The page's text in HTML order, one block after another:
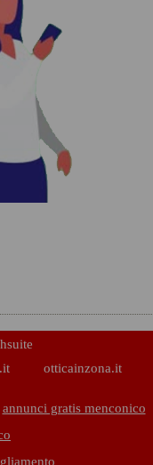
otticainzona.it
annunci gratis menconico